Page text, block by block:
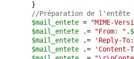
}
//Préparation de l'entête
$mail_entete =
"MIME-
$mail_entete .= "From: " .
$mail_entete .=
'Reply-
$mail_entete .=